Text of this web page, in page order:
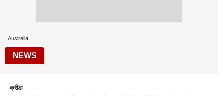
Austrelia
NEWS
क्रीडा